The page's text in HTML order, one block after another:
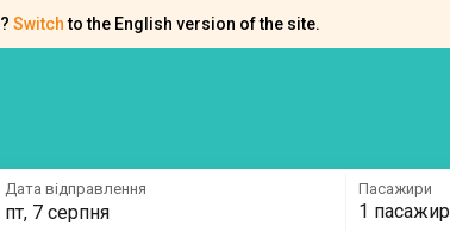
Switch to the English version of the site.
Дата відправлення
пт, 7 серпня
Пасажири
1 пасажир